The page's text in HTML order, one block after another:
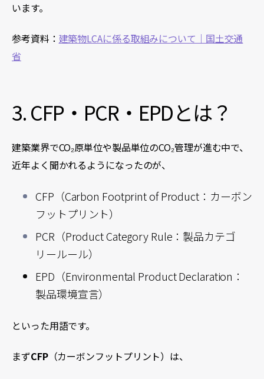
います。
参考資料： 建築物LCAに係る取組みについて｜国土交通
省
3. CFP・PCR・EPDとは？
建築業界でCO₂原単位や製品単位のCO₂管理が進む中で、
近年よく聞かれるようになったのが、
CFP（Carbon Footprint of Product：カーボン
フットプリント）
PCR（Product Category Rule：製品カテゴ
リールール）
EPD（Environmental Product Declaration：
製品環境宣言）
といった用語です。
まずCFP（カーボンフットプリント）は、